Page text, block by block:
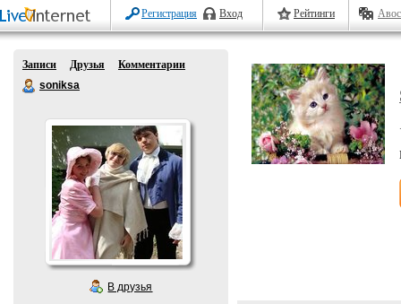
Регистрация Вход Рейтинги
Записи Друзья
Комментарии
soniksa
В друзья